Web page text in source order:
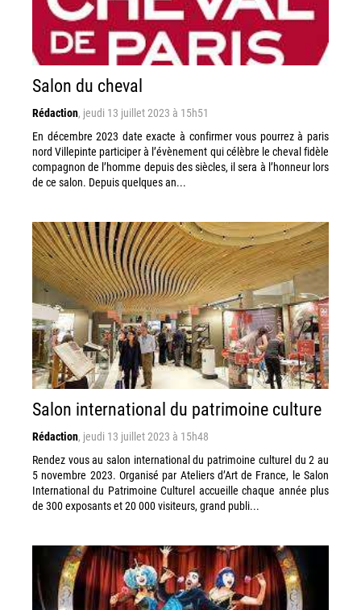
Salon du cheval
Rédaction, jeudi 13 juillet 2023 à 15h51
En décembre 2023 date exacte à confirmer vous pourrez à paris
nord Villepinte participer à l’évènement qui célèbre le cheval fidèle
compagnon de l’homme depuis des siècles, il sera à l’honneur lors
de ce salon. Depuis quelques an...
Salon international du patrimoine culture
Rédaction, jeudi 13 juillet 2023 à 15h48
Rendez vous au salon international du patrimoine culturel du 2 au
5 novembre 2023. Organisé par Ateliers d’Art de France, le Salon
International du Patrimoine Culturel accueille chaque année plus
de 300 exposants et 20 000 visiteurs, grand publi...